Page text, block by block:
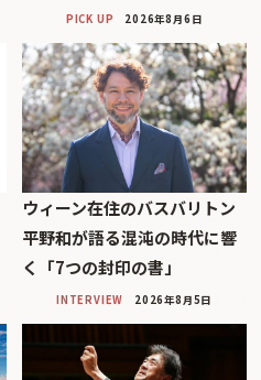
PICK UP 2026年8月6日
ウィーン在住のバスバリトン
平野和が語る混沌の時代に響
く「7つの封印の書」
INTERVIEW 2026年8月5日